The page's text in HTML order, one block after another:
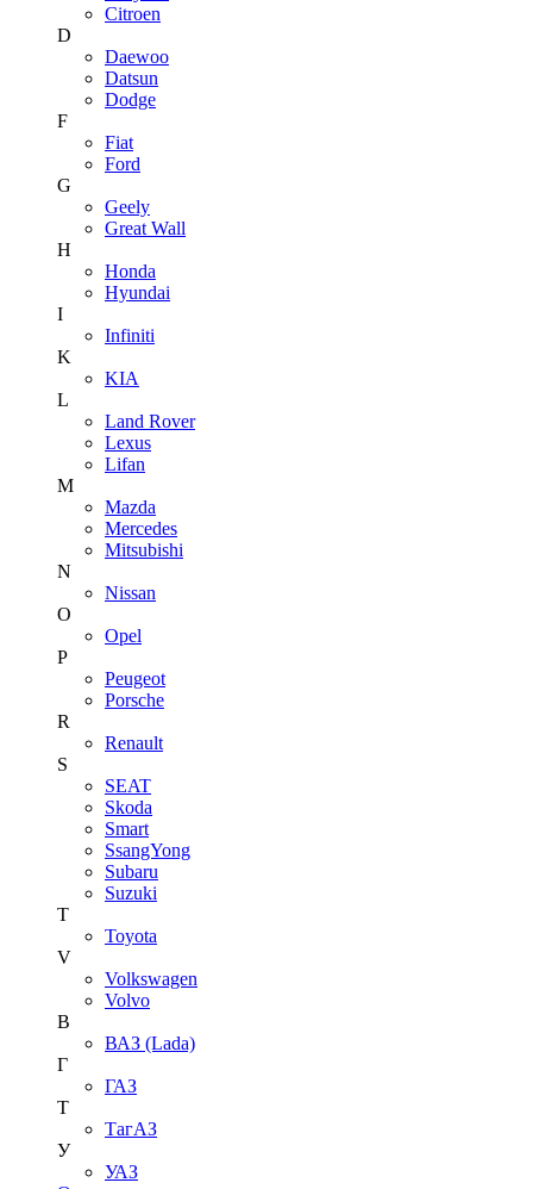
Citroen
D
Daewoo
Datsun
Dodge
F
Fiat
Ford
G
Geely
Great Wall
H
Honda
Hyundai
I
Infiniti
K
KIA
L
Land Rover
Lexus
Lifan
M
Mazda
Mercedes
Mitsubishi
N
Nissan
O
Opel
P
Peugeot
Porsche
R
Renault
S
SEAT
Skoda
Smart
SsangYong
Subaru
Suzuki
T
Toyota
V
Volkswagen
Volvo
В
ВАЗ (Lada)
Г
ГАЗ
Т
ТагАЗ
У
УАЗ